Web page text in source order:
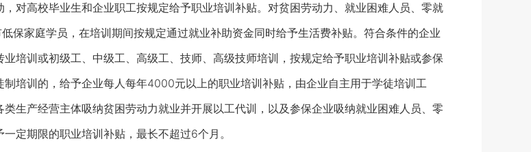
对高校毕业生和企业职工按规定给予职业培训补贴。对贫困劳动力、就业困难人员、零就
保家庭学员，在培训期间按规定通过就业补助资金同时给予生活费补贴。符合条件的企业
培训或初级工、中级工、高级工、技师、高级技师培训，按规定给予职业培训补贴或参保
培训的，给予企业每人每年4000元以上的职业培训补贴，由企业自主用于学徒培训工
生产经营主体吸纳贫困劳动力就业并开展以工代训，以及参保企业吸纳就业困难人员、零
定期限的职业培训补贴，最长不超过6个月。